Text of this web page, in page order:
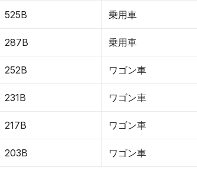
525B 乗用車
287B 乗用車
252B ワゴン車
231B ワゴン車
217B ワゴン車
203B ワゴン車